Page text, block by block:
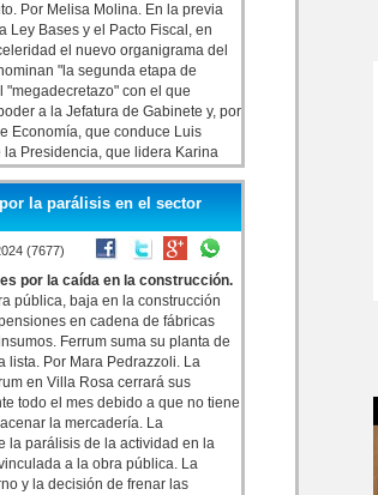
Por Melisa Molina. En la previa
Ley Bases y el Pacto Fiscal, en
el nuevo organigrama del
"la segunda etapa de
"megadecretazo" con el que
a la Jefatura de Gabinete y, por
Economía, que conduce Luis
Presidencia, que lidera Karina
al nuevo ministerio de
Sturzenegger.
la parálisis en el sector
(7677)
por la caída en la construcción.
pública, baja en la construcción
en cadena de fábricas
Ferrum suma su planta de
lista. Por Mara Pedrazzoli. La
en Villa Rosa cerrará sus
todo el mes debido a que no tiene
la mercadería. La
la parálisis de la actividad en la
a la obra pública. La
y la decisión de frenar las